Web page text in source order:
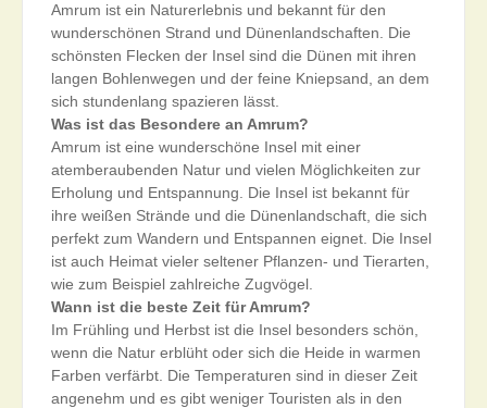
Amrum ist ein Naturerlebnis und bekannt für den
wunderschönen Strand und Dünenlandschaften. Die
schönsten Flecken der Insel sind die Dünen mit ihren
langen Bohlenwegen und der feine Kniepsand, an dem
sich stundenlang spazieren lässt.
Was ist das Besondere an Amrum?
Amrum ist eine wunderschöne Insel mit einer
atemberaubenden Natur und vielen Möglichkeiten zur
Erholung und Entspannung. Die Insel ist bekannt für
ihre weißen Strände und die Dünenlandschaft, die sich
perfekt zum Wandern und Entspannen eignet. Die Insel
ist auch Heimat vieler seltener Pflanzen- und Tierarten,
wie zum Beispiel zahlreiche Zugvögel.
Wann ist die beste Zeit für Amrum?
Im Frühling und Herbst ist die Insel besonders schön,
wenn die Natur erblüht oder sich die Heide in warmen
Farben verfärbt. Die Temperaturen sind in dieser Zeit
angenehm und es gibt weniger Touristen als in den